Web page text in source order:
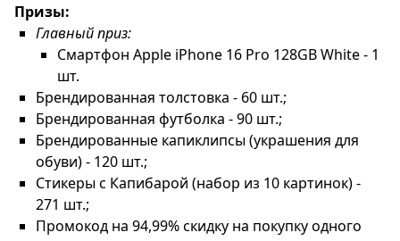
Призы:
Главный приз:
Смартфон Apple iPhone 16 Pro 128GB White - 1
шт.
Брендированная толстовка - 60 шт.;
Брендированная футболка - 90 шт.;
Брендированные капиклипсы (украшения для
обуви) - 120 шт.;
Стикеры с Капибарой (набор из 10 картинок) -
271 шт.;
Промокод на 94,99% скидку на покупку одного